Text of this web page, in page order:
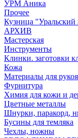
УРМ Аника
Прочее
Кузница "Уральский
АРХИВ
Мастерская
Инструменты
Клинки. заготовки
Кожа
Материалы для
Фурнитура
Химия для кожи и
Цветные металлы
Шнурки, паракорд,
Бусины для темляка
Чехлы, ножны